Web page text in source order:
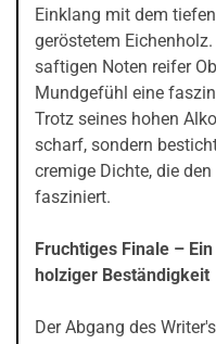
Einklang mit dem
geröstetem
saftigen Noten reifer
Mundgefühl eine
Trotz seines hohen
scharf, sondern
cremige Dichte, die
fasziniert.
Fruchtiges Finale –
holziger Beständigkeit
Der Abgang des